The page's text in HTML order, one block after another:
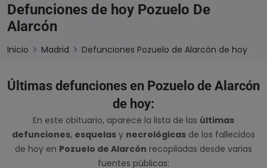
Defunciones de hoy Pozuelo De
Alarcón
Inicio Madrid Defunciones Pozuelo de Alarcón de hoy
Últimas defunciones en Pozuelo de Alarcón
de hoy:
En este obituario, aparece la lista de las últimas
defunciones, esquelas y necrológicas de los fallecidos
de hoy en Pozuelo de Alarcón recopiladas desde varias
fuentes públicas: